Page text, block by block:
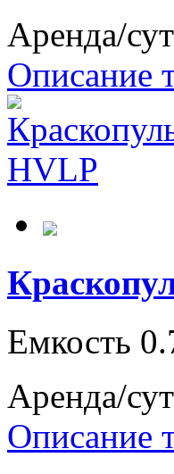
Аренда/
Описание
Емкость
Аренда/
Описание